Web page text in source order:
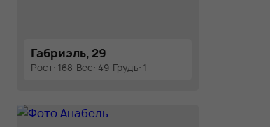
Габриэль, 29
Рост: 168 Вес: 49 Грудь: 1